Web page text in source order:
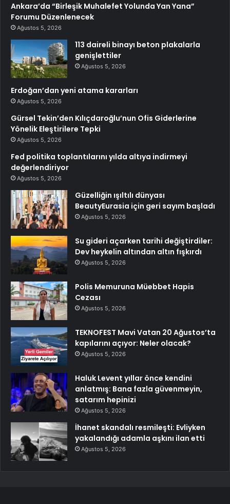
Ankara’da “Birleşik Muhalefet Yolunda Yan Yana”
Forumu Düzenlenecek
Ağustos 5, 2026
113 daireli binayı beton plakalarla
genişlettiler
Ağustos 5, 2026
Erdoğan’dan yeni atama kararları
Ağustos 5, 2026
Gürsel Tekin’den Kılıçdaroğlu’nun Ofis Giderlerine
Yönelik Eleştirilere Tepki
Ağustos 5, 2026
Fed politika toplantılarını yılda altıya indirmeyi
değerlendiriyor
Ağustos 5, 2026
Güzelliğin ışıltılı dünyası
BeautyEurasia için geri sayım başladı
Ağustos 5, 2026
Su gideri açarken tarihi değiştirdiler:
Dev heykelin altından altın fışkırdı
Ağustos 5, 2026
Polis Memuruna Müebbet Hapis
Cezası
Ağustos 5, 2026
TEKNOFEST Mavi Vatan 20 Ağustos’ta
kapılarını açıyor: Neler olacak?
Ağustos 5, 2026
Haluk Levent yıllar önce kendini
anlatmış: Bana fazla güvenmeyin,
satarım hepinizi
Ağustos 5, 2026
İhanet skandalı resmileşti: Evliyken
yakalandığı adamla aşkını ilan etti
Ağustos 5, 2026